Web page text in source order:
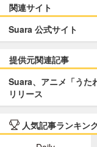
関連サイト
Suara 公式サイト
提供元関連記事
Suara、アニメ「うた
リリース
人気記事ランキン